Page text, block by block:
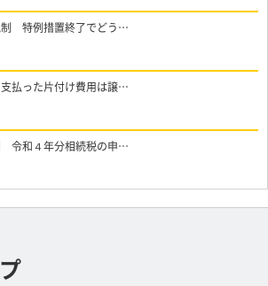
制 特例措置終了でどう…
払った片付け費用は譲…
令和４年分相続税の申…